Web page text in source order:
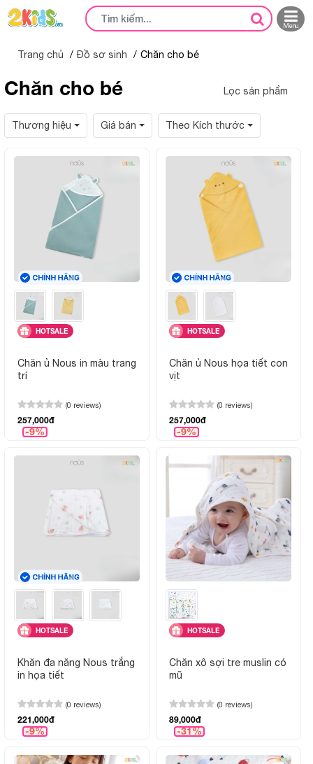
Menu
Trang chủ Đồ sơ sinh Chăn cho bé
Chăn cho bé Lọc sản phẩm
Thương hiệu Giá bán Theo Kích thước
HOTSALE
Chăn ủ Nous in màu trang
trí
(0 reviews)
257,000đ
-9%
HOTSALE
Chăn ủ Nous họa tiết con
vịt
(0 reviews)
257,000đ
-9%
HOTSALE
Khăn đa năng Nous trắng
in họa tiết
(0 reviews)
221,000đ
-9%
HOTSALE
Chăn xô sợi tre muslin có
mũ
(0 reviews)
89,000đ
-31%